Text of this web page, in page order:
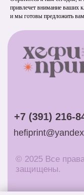
привлечет внимание ваших
и мы готовы предложить вам